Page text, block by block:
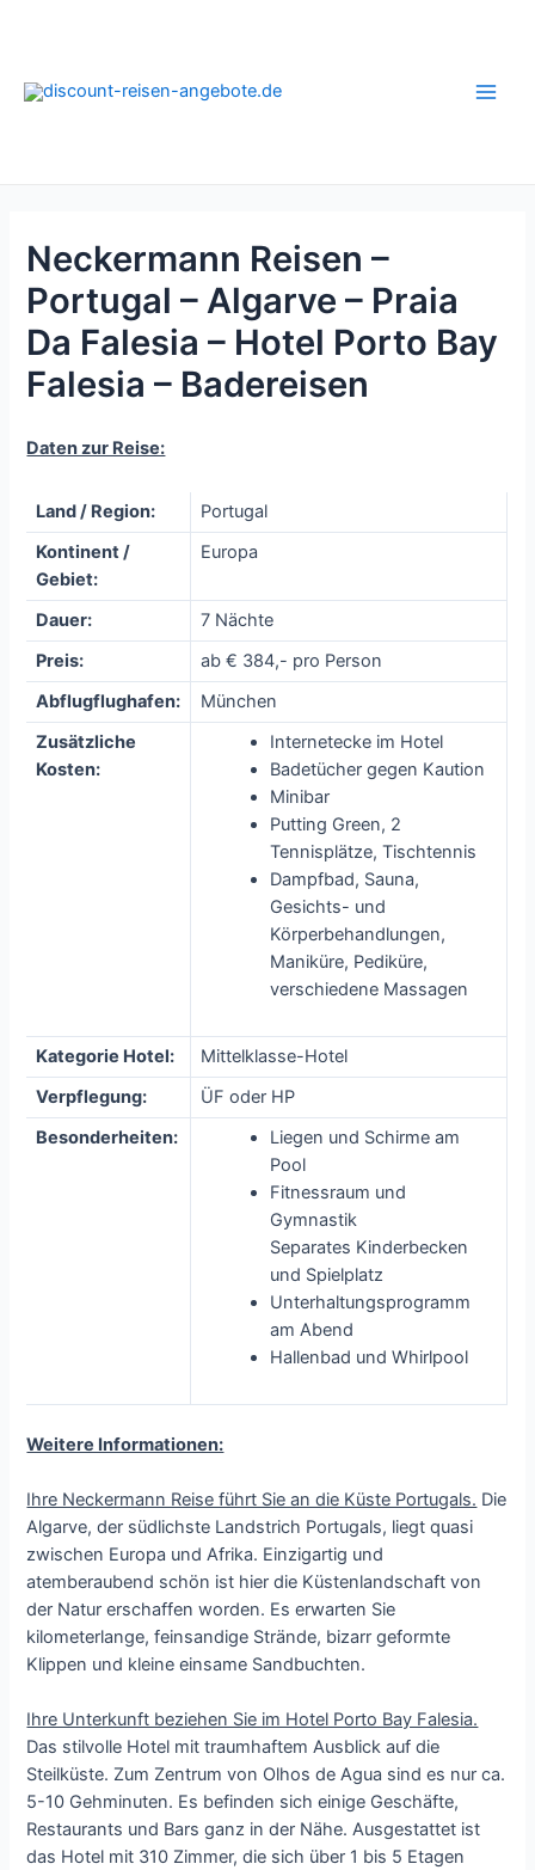
Neckermann Reisen –
Portugal – Algarve – Praia
Da Falesia – Hotel Porto Bay
Falesia – Badereisen
Daten zur Reise:
Land / Region:
Portugal
Kontinent /
Gebiet:
Europa
Dauer:
7 Nächte
Preis:
ab € 384,- pro Person
Abflugflughafen:
München
Zusätzliche
Kosten:
Internetecke im Hotel
Badetücher gegen Kaution
Minibar
Putting Green, 2
Tennisplätze, Tischtennis
Dampfbad, Sauna,
Gesichts- und
Körperbehandlungen,
Maniküre, Pediküre,
verschiedene Massagen
Kategorie Hotel:
Mittelklasse-Hotel
Verpflegung:
ÜF oder HP
Besonderheiten:
Liegen und Schirme am
Pool
Fitnessraum und
Gymnastik
Separates Kinderbecken
und Spielplatz
Unterhaltungsprogramm
am Abend
Hallenbad und Whirlpool
Weitere Informationen:
Ihre Neckermann Reise führt Sie an die Küste Portugals. Die
Algarve, der südlichste Landstrich Portugals, liegt quasi
zwischen Europa und Afrika. Einzigartig und
atemberaubend schön ist hier die Küstenlandschaft von
der Natur erschaffen worden. Es erwarten Sie
kilometerlange, feinsandige Strände, bizarr geformte
Klippen und kleine einsame Sandbuchten.
Ihre Unterkunft beziehen Sie im Hotel Porto Bay Falesia.
Das stilvolle Hotel mit traumhaftem Ausblick auf die
Steilküste. Zum Zentrum von Olhos de Agua sind es nur ca.
5-10 Gehminuten. Es befinden sich einige Geschäfte,
Restaurants und Bars ganz in der Nähe. Ausgestattet ist
das Hotel mit 310 Zimmer, die sich über 1 bis 5 Etagen